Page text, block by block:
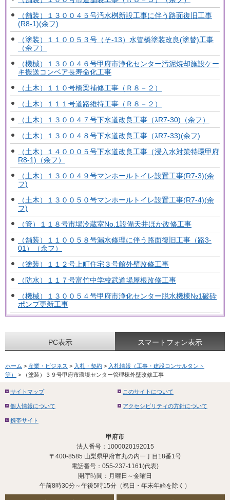
（舗装）１３００４５号汚水桝新設工事に伴う路面復旧工事
(R8-1)(余フ)
（塗装）１１００５３号（そ-13）水管橋塗装改良(塗替)工事
（余フ）
（機械）１３００４６号甲府市浄化センター汚泥焼却施設ケー
キ搬送コンベア長寿命化工事
（土木）１１０号橋梁補修工事（Ｒ８－２）
（土木）１１１号道路維持工事（Ｒ８－２）
（土木）１３００４７号下水道改良工事（ｽR7-30)（余フ）
（土木）１３００４８号下水道改良工事（ｽR7-33)(余フ)
（土木）１４０００５号下水道改良工事（浸入水対策特環甲府
R8-1)（余フ）
（土木）１３００４９号マンホールトイレ設置工事(R7-3)(余
フ)
（土木）１３００５０号マンホールトイレ設置工事(R7-4)(余
フ)
（管）１１８号市場冷蔵室No.1設備天井ほか改修工事
（舗装）１１００５８号漏水修理に伴う路面復旧工事（路3-
01）（余フ）
（塗装）１１２号上町住宅３号館外壁改修工事
（防水）１１７号富竹中学校武道場屋根改修工事
（機械）１３００５４号甲府市浄化センター脱水機棟№1破砕
ポンプ更新工事
PC表示 スマートフォン表示
ホーム > 産業・ビジネス > 入札・契約 > 入札情報（工事・建設コンサルタント
等）
> （塗装）３９号甲府市環境センター管理棟外壁改修工事
サイトマップ このサイトについて
個人情報について アクセシビリティの方針について
携帯サイト
甲府市
法人番号：1000020192015
〒400-8585 山梨県甲府市丸の内一丁目18番1号
電話番号：055-237-1161(代表)
開庁時間：月曜日～金曜日
午前8時30分～午後5時15分（祝日・年末年始を除く）